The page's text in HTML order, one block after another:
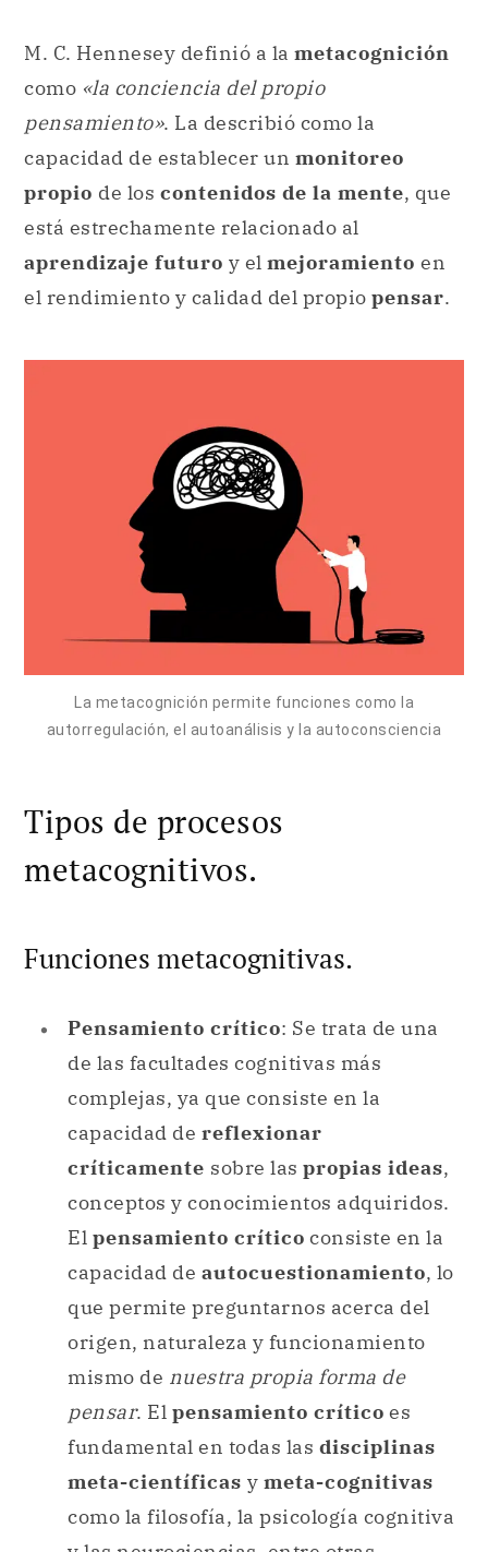
M. C. Hennesey definió a la metacognición
como «la conciencia del propio
pensamiento». La describió como la
capacidad de establecer un monitoreo
propio de los contenidos de la mente, que
está estrechamente relacionado al
aprendizaje futuro y el mejoramiento en
el rendimiento y calidad del propio pensar.
La metacognición permite funciones como la
autorregulación, el autoanálisis y la autoconsciencia
Tipos de procesos
metacognitivos.
Funciones metacognitivas.
Pensamiento crítico: Se trata de una
de las facultades cognitivas más
complejas, ya que consiste en la
capacidad de reflexionar
críticamente sobre las propias ideas,
conceptos y conocimientos adquiridos.
El pensamiento crítico consiste en la
capacidad de autocuestionamiento, lo
que permite preguntarnos acerca del
origen, naturaleza y funcionamiento
mismo de nuestra propia forma de
pensar. El pensamiento crítico es
fundamental en todas las disciplinas
meta-científicas y meta-cognitivas
como la filosofía, la psicología cognitiva